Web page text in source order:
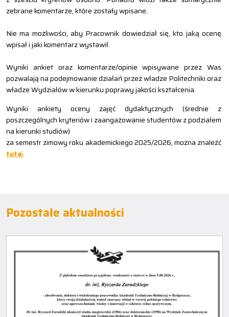
zebrane komentarze, które zostały wpisane.
Nie ma możliwości, aby Pracownik dowiedział się, kto jaką ocenę
wpisał i jaki komentarz wystawił.
Wyniki ankiet oraz komentarze/opinie wpisywane przez Was
pozwalają na podejmowanie działań przez władze Politechniki oraz
władze Wydziałów w kierunku poprawy jakości kształcenia.
Wyniki ankiety oceny zajęć dydaktycznych (średnie z
poszczególnych kryteriów i zaangażowanie studentów z podziałem
na kierunki studiów)
za semestr zimowy roku akademickiego 2025/2026, można znaleźć
tutaj.
Pozostałe aktualności